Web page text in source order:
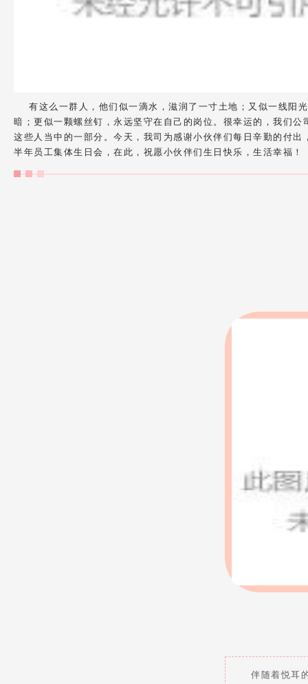
有这么一群人，他们似一滴水，滋润了一寸土地；又似一线阳
暗；更似一颗螺丝钉，永远坚守在自己的岗位。很幸运的，我们公
这些人当中的一部分。今天，我司为感谢小伙伴们每日辛勤的付出
半年员工集体生日会，在此，祝愿小伙伴们生日快乐，生活幸福！
伴随着悦耳的